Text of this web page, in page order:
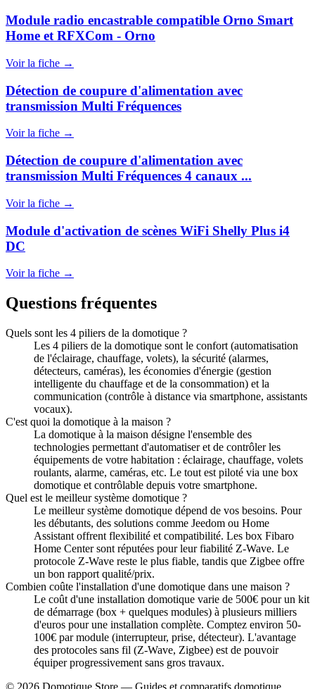
Module radio encastrable compatible Orno Smart
Home et RFXCom - Orno
Voir la fiche →
Détection de coupure d'alimentation avec
transmission Multi Fréquences
Voir la fiche →
Détection de coupure d'alimentation avec
transmission Multi Fréquences 4 canaux ...
Voir la fiche →
Module d'activation de scènes WiFi Shelly Plus i4
DC
Voir la fiche →
Questions fréquentes
Quels sont les 4 piliers de la domotique ?
Les 4 piliers de la domotique sont le confort (automatisation
de l'éclairage, chauffage, volets), la sécurité (alarmes,
détecteurs, caméras), les économies d'énergie (gestion
intelligente du chauffage et de la consommation) et la
communication (contrôle à distance via smartphone, assistants
vocaux).
C'est quoi la domotique à la maison ?
La domotique à la maison désigne l'ensemble des
technologies permettant d'automatiser et de contrôler les
équipements de votre habitation : éclairage, chauffage, volets
roulants, alarme, caméras, etc. Le tout est piloté via une box
domotique et contrôlable depuis votre smartphone.
Quel est le meilleur système domotique ?
Le meilleur système domotique dépend de vos besoins. Pour
les débutants, des solutions comme Jeedom ou Home
Assistant offrent flexibilité et compatibilité. Les box Fibaro
Home Center sont réputées pour leur fiabilité Z-Wave. Le
protocole Z-Wave reste le plus fiable, tandis que Zigbee offre
un bon rapport qualité/prix.
Combien coûte l'installation d'une domotique dans une maison ?
Le coût d'une installation domotique varie de 500€ pour un kit
de démarrage (box + quelques modules) à plusieurs milliers
d'euros pour une installation complète. Comptez environ 50-
100€ par module (interrupteur, prise, détecteur). L'avantage
des protocoles sans fil (Z-Wave, Zigbee) est de pouvoir
équiper progressivement sans gros travaux.
© 2026 Domotique Store — Guides et comparatifs domotique